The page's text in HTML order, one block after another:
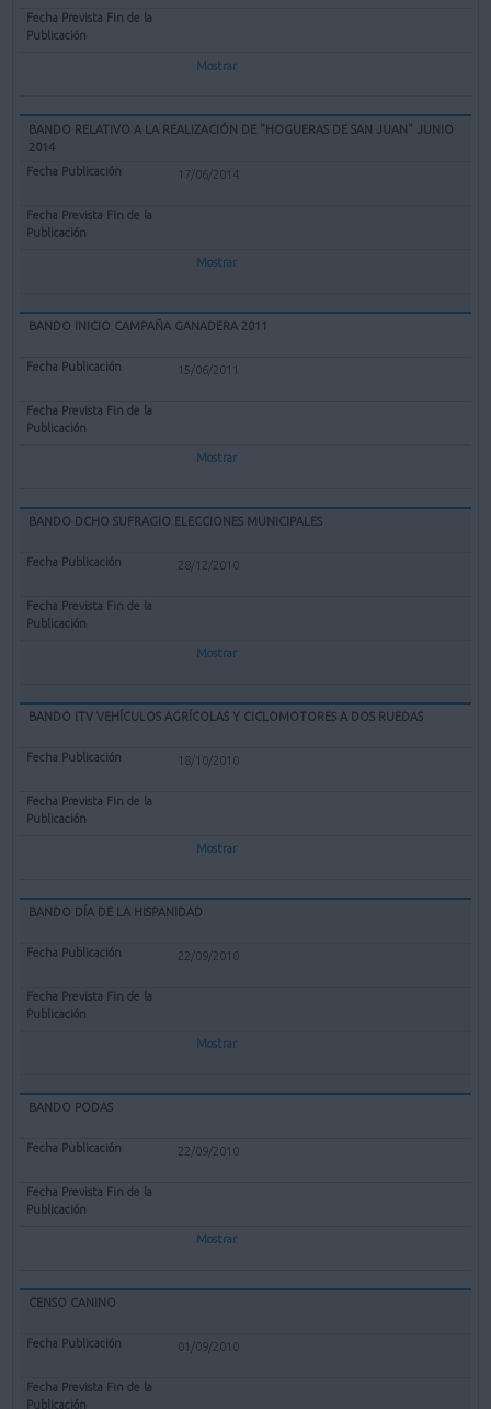
Mostrar
BANDO RELATIVO A LA REALIZACIÓN DE "HOGUERAS DE SAN JUAN" JUNIO
2014
17/06/2014
Mostrar
BANDO INICIO CAMPAÑA GANADERA 2011
15/06/2011
Mostrar
BANDO DCHO SUFRAGIO ELECCIONES MUNICIPALES
28/12/2010
Mostrar
BANDO ITV VEHÍCULOS AGRÍCOLAS Y CICLOMOTORES A DOS RUEDAS
18/10/2010
Mostrar
BANDO DÍA DE LA HISPANIDAD
22/09/2010
Mostrar
BANDO PODAS
22/09/2010
Mostrar
CENSO CANINO
01/09/2010